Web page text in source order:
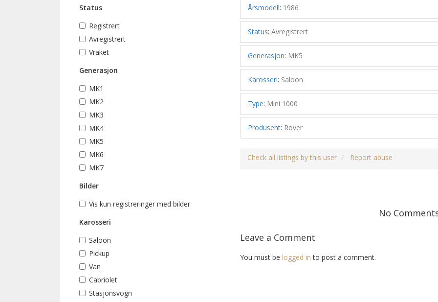
Årsmodell: 1986
Status: Avregistrert
Generasjon: MK5
Karosseri: Saloon
Type: Mini 1000
Produsent: Rover
Check all listings by this user Report abuse
No
Leave a Comment
You must be logged in to post a comment.
Status
Registrert
Avregistrert
Vraket
Generasjon
MK1
MK2
MK3
MK4
MK5
MK6
MK7
Bilder
Vis kun registreringer med bilder
Karosseri
Saloon
Pickup
Van
Cabriolet
Stasjonsvogn